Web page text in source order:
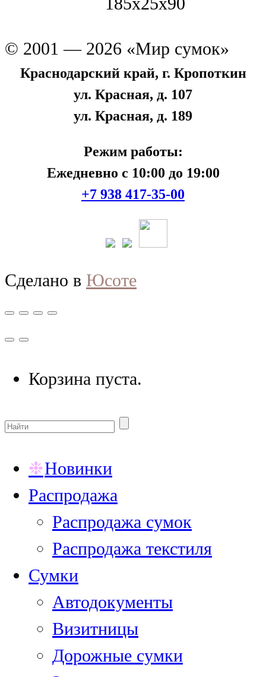
© 2001 — 2026 «Мир сумок»
Краснодарский край, г. Кропоткин
ул. Красная, д. 107
ул. Красная, д. 189
Режим работы:
Ежедневно с 10:00 до 19:00
+7 938 417-35-00
Сделано в Юсоте
Корзина пуста.
Новинки
Распродажа
Распродажа сумок
Распродажа текстиля
Сумки
Автодокументы
Визитницы
Дорожные сумки